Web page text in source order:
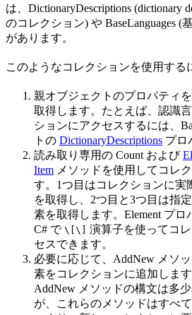
は、DictionaryDescriptions (dictionary
のコレクション) や BaseLanguages (
があります。
このようなコレクションを使用する
親オブジェクトのプロパティ
取得します。たとえば、認識
ションにアクセスするには、
トの DictionaryDescriptions プロ
読み取り専用の Count および
Item メソッドを使用してコレ
す。1つ目はコレクションに実
を取得し、2つ目と3つ目は指
素を取得します。Element プロ
C# で \[\] 演算子を使ってコ
セスできます。
必要に応じて、AddNew メソ
素をコレクションに追加しま
AddNew メソッドの構文は多
が、これらのメソッドはすべ